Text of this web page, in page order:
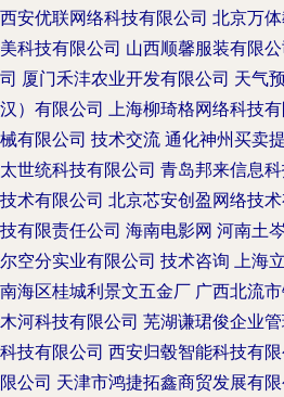
西安优联网络科技有限公司 北京万
美科技有限公司 山西顺馨服装有限公
司 厦门禾沣农业开发有限公司 天气
汉）有限公司 上海柳琦格网络科技有
械有限公司 技术交流 通化神州买卖
太世统科技有限公司 青岛邦来信息
技术有限公司 北京芯安创盈网络技术
技有限责任公司 海南电影网 河南土
尔空分实业有限公司 技术咨询 上海
南海区桂城利景文五金厂 广西北流
木河科技有限公司 芜湖谦珺俊企业
科技有限公司 西安归毂智能科技有限
限公司 天津市鸿捷拓鑫商贸发展有限